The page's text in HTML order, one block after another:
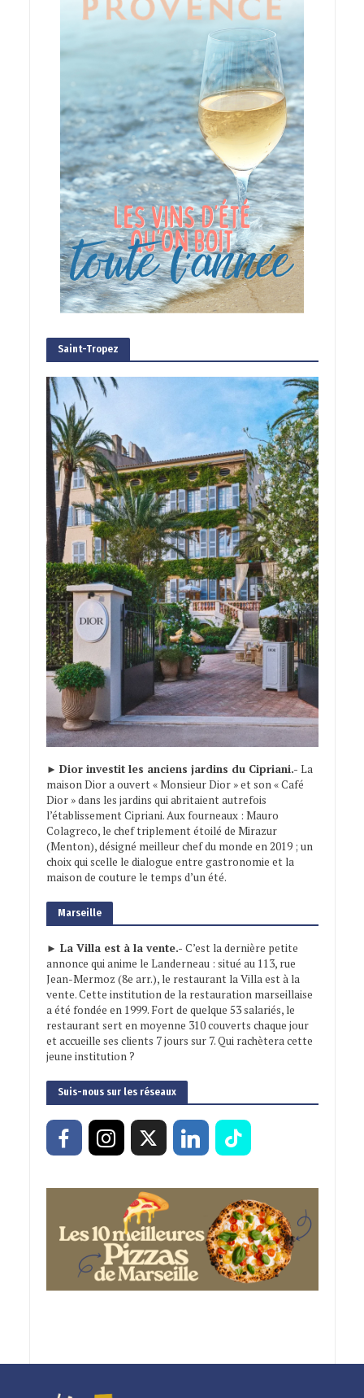
Saint-Tropez
► Dior investit les anciens jardins du Cipriani.- La
maison Dior a ouvert « Monsieur Dior » et son « Café
Dior » dans les jardins qui abritaient autrefois
l’établissement Cipriani. Aux fourneaux : Mauro
Colagreco, le chef triplement étoilé de Mirazur
(Menton), désigné meilleur chef du monde en 2019 ; un
choix qui scelle le dialogue entre gastronomie et la
maison de couture le temps d’un été.
Marseille
► La Villa est à la vente.- C’est la dernière petite
annonce qui anime le Landerneau : situé au 113, rue
Jean-Mermoz (8e arr.), le restaurant la Villa est à la
vente. Cette institution de la restauration marseillaise
a été fondée en 1999. Fort de quelque 53 salariés, le
restaurant sert en moyenne 310 couverts chaque jour
et accueille ses clients 7 jours sur 7. Qui rachètera cette
jeune institution ?
Suis-nous sur les réseaux